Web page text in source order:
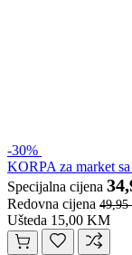
-30%
KORPA za market
Specijalna cijena
Redovna cijena
Ušteda 15,00 KM